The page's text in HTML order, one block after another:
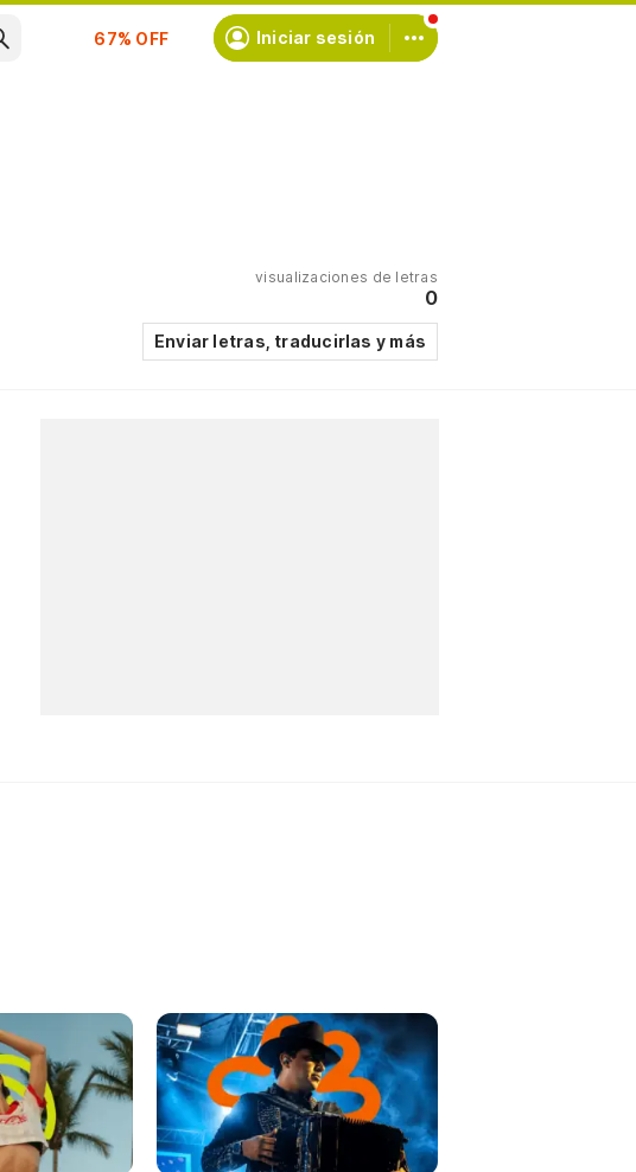
Suscríbete Iniciar sesión
visualizaciones de letras
0
Enviar letras, traducirlas y más